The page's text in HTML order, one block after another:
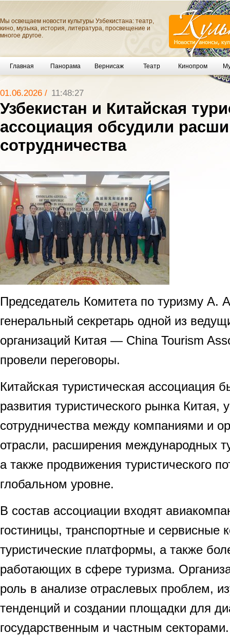
Мы освещаем новости культуры Узбекистана: театр,
кино, музыка, история, литература, просвещение и
многое другое.
Главная Панорама Вернисаж Театр Кинопром
01.06.2026 / 11:48:27
Узбекистан и Китайская
ассоциация обсудили
сотрудничества
Председатель Комитета по туризму А.
генеральный секретарь одной из
организаций Китая — China Tourism
провели переговоры.
Китайская туристическая ассоциация
развития туристического рынка Китая,
сотрудничества между компаниями и
отрасли, расширения международных
а также продвижения туристического
глобальном уровне.
В состав ассоциации входят
гостиницы, транспортные и сервисные
туристические платформы, а также
работающих в сфере туризма.
роль в анализе отраслевых проблем,
тенденций и создании площадки для
государственным и частным секторами.